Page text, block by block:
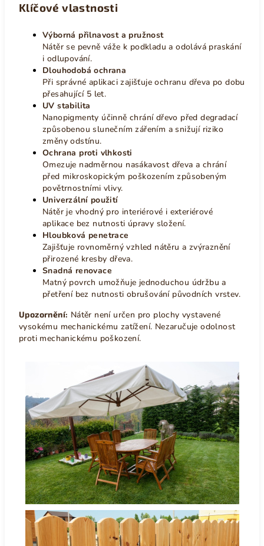
Klíčové vlastnosti
Výborná přilnavost a pružnost
Nátěr se pevně váže k podkladu a odolává praskání
i odlupování.
Dlouhodobá ochrana
Při správné aplikaci zajišťuje ochranu dřeva po dobu
přesahující 5 let.
UV stabilita
Nanopigmenty účinně chrání dřevo před degradací
způsobenou slunečním zářením a snižují riziko
změny odstínu.
Ochrana proti vlhkosti
Omezuje nadměrnou nasákavost dřeva a chrání
před mikroskopickým poškozením způsobeným
povětrnostními vlivy.
Univerzální použití
Nátěr je vhodný pro interiérové i exteriérové
aplikace bez nutnosti úpravy složení.
Hloubková penetrace
Zajišťuje rovnoměrný vzhled nátěru a zvýraznění
přirozené kresby dřeva.
Snadná renovace
Matný povrch umožňuje jednoduchou údržbu a
přetření bez nutnosti obrušování původních vrstev.
Upozornění: Nátěr není určen pro plochy vystavené
vysokému mechanickému zatížení. Nezaručuje odolnost
proti mechanickému poškození.